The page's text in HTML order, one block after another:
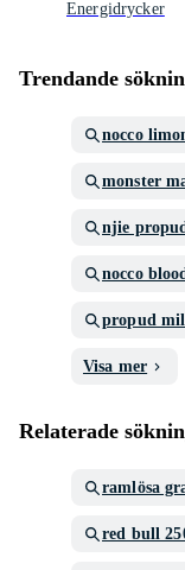
Energidrycker
Trendande
nocco
monster
njie
nocco
propud
Visa mer
Relaterade
ramlösa
red bull